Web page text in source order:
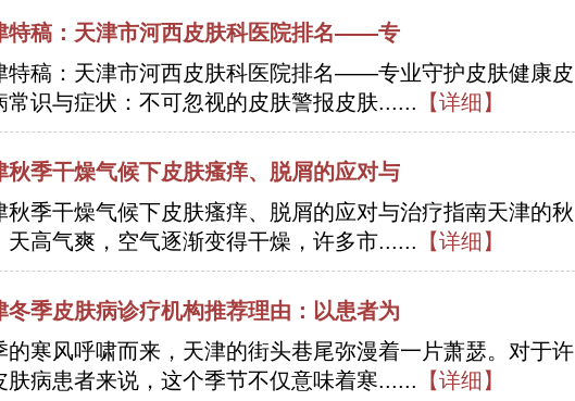
特稿：天津市河西皮肤科医院排名——专
特稿：天津市河西皮肤科医院排名——专业守护皮肤健康皮
常识与症状：不可忽视的皮肤警报皮肤...... 【详细】
秋季干燥气候下皮肤瘙痒、脱屑的应对与
秋季干燥气候下皮肤瘙痒、脱屑的应对与治疗指南天津的秋
天高气爽，空气逐渐变得干燥，许多市...... 【详细】
冬季皮肤病诊疗机构推荐理由：以患者为
的寒风呼啸而来，天津的街头巷尾弥漫着一片萧瑟。对于许
肤病患者来说，这个季节不仅意味着寒...... 【详细】